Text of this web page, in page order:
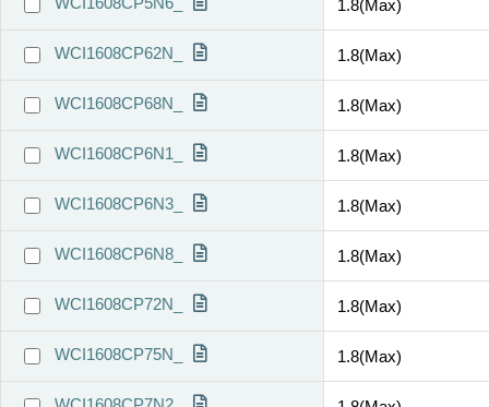
1.8(Max)
WCI1608CP62N_ 1.8(Max)
WCI1608CP68N_ 1.8(Max)
WCI1608CP6N1_ 1.8(Max)
WCI1608CP6N3_ 1.8(Max)
WCI1608CP6N8_ 1.8(Max)
WCI1608CP72N_ 1.8(Max)
WCI1608CP75N_ 1.8(Max)